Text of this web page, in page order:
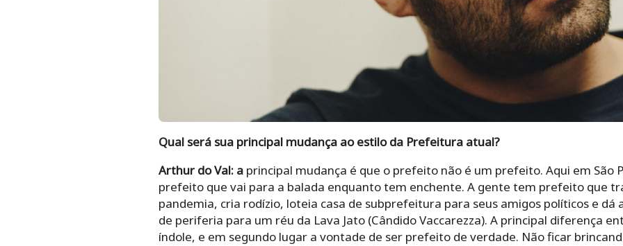
Qual será sua principal mudança ao estilo da Prefeitura atual?
Arthur do Val: a principal mudança é que o prefeito não é um prefeito. Aqui em São
prefeito que vai para a balada enquanto tem enchente. A gente tem prefeito que
pandemia, cria rodízio, loteia casa de subprefeitura para seus amigos políticos e
de periferia para um réu da Lava Jato (Cândido Vaccarezza). A principal diferença
índole, e em segundo lugar a vontade de ser prefeito de verdade. Não ficar